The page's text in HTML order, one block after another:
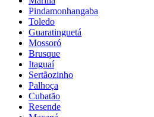
Pindamonhangaba
Toledo
Guaratinguetá
Mossoró
Brusque
Itaguaí
Sertãozinho
Palhoça
Cubatão
Resende